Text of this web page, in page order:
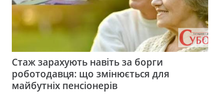
Стаж зарахують навіть за борги
роботодавця: що змінюється для
майбутніх пенсіонерів